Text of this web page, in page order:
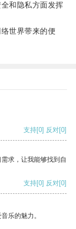
和隐私方面发挥
世界带来的便
支持[0] 反对[0]
求，让我能够找到自
支持[0] 反对[0]
乐的魅力。